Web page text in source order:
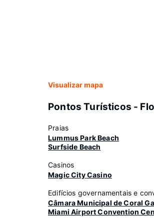
Visualizar mapa
Pontos Turísticos -
Praias
Lummus Park Beach
Surfside Beach
Casinos
Magic City Casino
Edifícios governamentais e
Câmara Municipal de Coral
Miami Airport Convention